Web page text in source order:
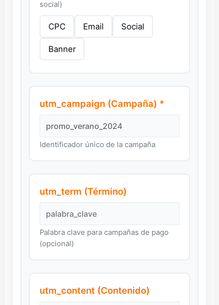
social)
CPC Email Social
Banner
utm_campaign (Campaña) *
Identificador único de la campaña
utm_term (Término)
Palabra clave para campañas de pago
(opcional)
utm_content (Contenido)